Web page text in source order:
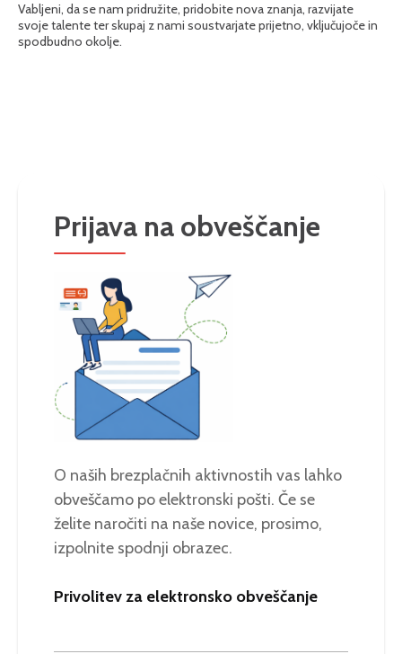
Vabljeni, da se nam pridružite, pridobite nova znanja, razvijate
svoje talente ter skupaj z nami soustvarjate prijetno, vključujoče in
spodbudno okolje.
Prijava na obveščanje
O naših brezplačnih aktivnostih vas lahko
obveščamo po elektronski pošti. Če se
želite naročiti na naše novice, prosimo,
izpolnite spodnji obrazec.
Privolitev za elektronsko obveščanje